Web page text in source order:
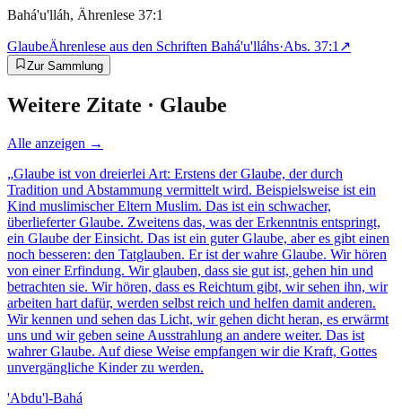
Bahá'u'lláh, Ährenlese 37:1
GlaubeÄhrenlese aus den Schriften Bahá'u'lláhs·Abs. 37:1 ↗
Zur Sammlung
Weitere Zitate · Glaube
Alle anzeigen →
„Glaube ist von dreierlei Art: Erstens der Glaube, der durch
Tradition und Abstammung vermittelt wird. Beispielsweise ist ein
Kind muslimischer Eltern Muslim. Das ist ein schwacher,
überlieferter Glaube. Zweitens das, was der Erkenntnis entspringt,
ein Glaube der Einsicht. Das ist ein guter Glaube, aber es gibt einen
noch besseren: den Tatglauben. Er ist der wahre Glaube. Wir hören
von einer Erfindung. Wir glauben, dass sie gut ist, gehen hin und
betrachten sie. Wir hören, dass es Reichtum gibt, wir sehen ihn, wir
arbeiten hart dafür, werden selbst reich und helfen damit anderen.
Wir kennen und sehen das Licht, wir gehen dicht heran, es erwärmt
uns und wir geben seine Ausstrahlung an andere weiter. Das ist
wahrer Glaube. Auf diese Weise empfangen wir die Kraft, Gottes
unvergängliche Kinder zu werden.
'Abdu'l-Bahá